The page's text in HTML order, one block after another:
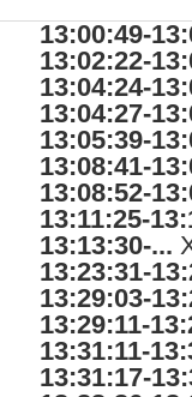
13:00:49-
13:02:22-
13:04:24-
13:04:27-
13:05:39-
13:08:41-
13:08:52-
13:11:25-
13:13:30-...
13:23:31-
13:29:03-
13:29:11-
13:31:11-
13:31:17-